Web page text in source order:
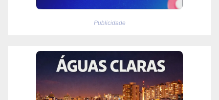
Publicidade